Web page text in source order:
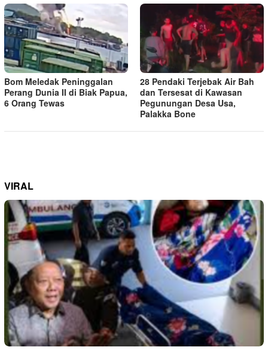
Bom Meledak Peninggalan
Perang Dunia II di Biak Papua,
6 Orang Tewas
28 Pendaki Terjebak Air Bah
dan Tersesat di Kawasan
Pegunungan Desa Usa,
Palakka Bone
VIRAL